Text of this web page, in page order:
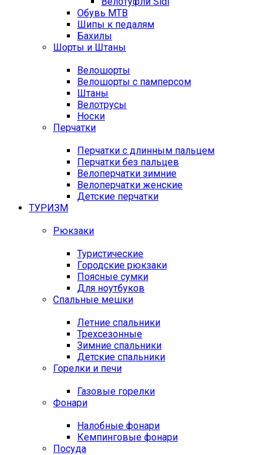
Обувь MTB
Шипы к педалям
Бахилы
Шорты и Штаны
Велошорты
Велошорты с памперсом
Штаны
Велотрусы
Носки
Перчатки
Перчатки с длинным пальцем
Перчатки без пальцев
Велоперчатки зимние
Велоперчатки женские
Детские перчатки
ТУРИЗМ
Рюкзаки
Туристические
Городские рюкзаки
Поясные сумки
Для ноутбуков
Спальные мешки
Летние спальники
Трехсезонные
Зимние спальники
Детские спальники
Горелки и печи
Газовые горелки
Фонари
Налобные фонари
Кемпинговые фонари
Посуда